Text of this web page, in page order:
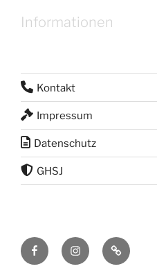
Informationen
Kontakt
Impressum
Datenschutz
GHSJ
FacebookInstagram
RSS